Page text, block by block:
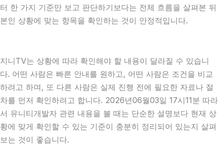
터 한 가지 기준만 보고 판단하기보다는 전체 흐름을 살펴본 뒤
본인 상황에 맞는 항목을 확인하는 것이 안정적입니다.
지니TV는 상황에 따라 확인해야 할 내용이 달라질 수 있습니
다. 어떤 사람은 빠른 안내를 원하고, 어떤 사람은 조건을 비교
하려고 하며, 또 다른 사람은 실제 진행 전에 필요한 자료나 절
차를 먼저 확인하려고 합니다. 2026년06월03일 17시11분 따라
서 유니티개발자 관련 내용을 볼 때는 단순한 설명보다 현재 상
황에 맞게 확인할 수 있는 기준이 충분히 정리되어 있는지 살펴
보는 것이 좋습니다.